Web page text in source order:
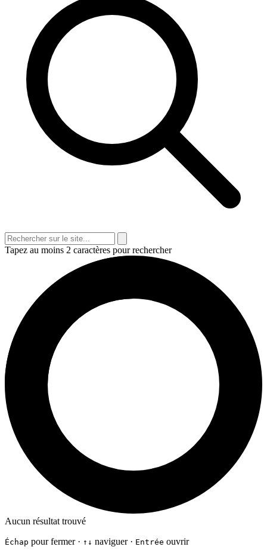
Tapez au moins 2 caractères pour rechercher
Aucun résultat trouvé
Échap pour fermer · ↑↓ naviguer · Entrée ouvrir